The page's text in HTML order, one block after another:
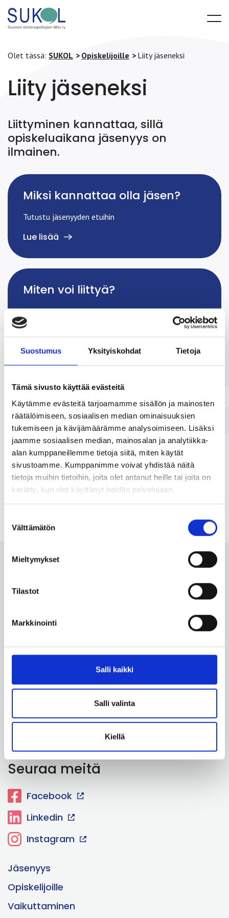
Suostumus Yksityiskohdat Tietoja
Tämä sivusto käyttää evästeitä
Käytämme evästeitä tarjoamamme sisällön ja mainosten
räätälöimiseen, sosiaalisen median ominaisuuksien
tukemiseen ja kävijämäärämme analysoimiseen. Lisäksi
jaamme sosiaalisen median, mainosalan ja analytiikka-
alan kumppaneillemme tietoja siitä, miten käytät
sivustoamme. Kumppanimme voivat yhdistää näitä
tietoja muihin tietoihin, joita olet antanut heille tai joita on
kerätty, kun olet käyttänyt heidän palvelujaan.
valinta
Välttämätön
Mieltymykset
Tilastot
Markkinointi
Salli kaikki
Salli valinta
Kiellä
Olet tässä: SUKOL Opiskelijoille Liity jäseneksi
Liity jäseneksi
Liittyminen kannattaa, sillä
opiskeluaikana jäsenyys on
ilmainen.
Miksi kannattaa olla jäsen?
Tutustu jäsenyyden etuihin
Lue lisää
Miten voi liittyä?
Liity täyttämällä sähköinen lomake
Jäsenhakulomakkeeseen
Aiheesta lisää
Kaikki ajankohtaiset
Uutiset
02.02.2026
Todistusvalinta 2026
Uutiset 24.11.2025
Tervetuloa Educaan
SUKOL ry
kieltenopettajien oma pedagoginen järjestö ja
monipuolisen kieltenopetuksen puolesta.
00520 Helsinki
+358 40 487 3608
Katso tarkemmat yhteystiedot
Seuraa meitä
Facebook
Linkedin
Instagram
Jäsenyys
Opiskelijoille
Vaikuttaminen